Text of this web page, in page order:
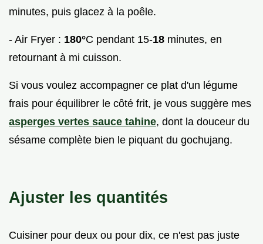
minutes, puis glacez à la poêle.
- Air Fryer : 180°C pendant 15-18 minutes, en
retournant à mi cuisson.
Si vous voulez accompagner ce plat d'un légume
frais pour équilibrer le côté frit, je vous suggère mes
asperges vertes sauce tahine, dont la douceur du
sésame complète bien le piquant du gochujang.
Ajuster les quantités
Cuisiner pour deux ou pour dix, ce n'est pas juste